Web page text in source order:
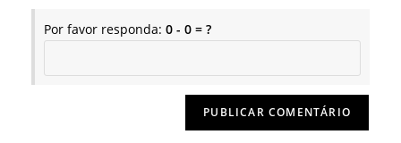
Por favor responda: 0 - 0 = ?